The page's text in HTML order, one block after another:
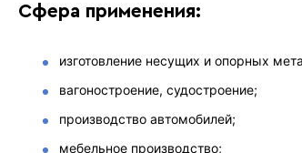
Сфера применения:
изготовление несущих и опорных
вагоностроение, судостроение;
производство автомобилей;
мебельное производство;